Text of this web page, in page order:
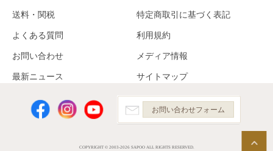
送料・関税
よくある質問
お問い合わせ
最新ニュース
特定商取引に基づく表記
利用規約
メディア情報
サイトマップ
お問い合わせフォーム
COPYRIGHT © 2003-2026 SAPOO ALL RIGHTS RESERVED.